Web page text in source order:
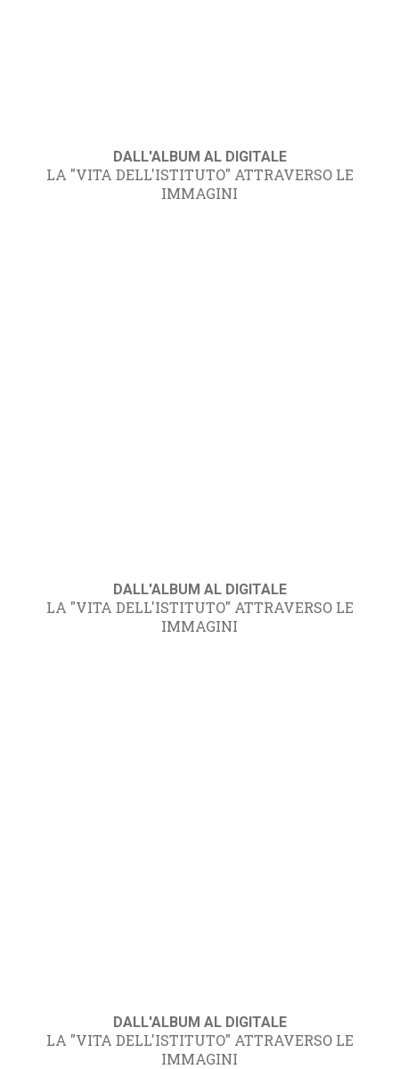
DALL'ALBUM AL DIGITALE
LA "VITA DELL'ISTITUTO" ATTRAVERSO LE
IMMAGINI
DALL'ALBUM AL DIGITALE
LA "VITA DELL'ISTITUTO" ATTRAVERSO LE
IMMAGINI
DALL'ALBUM AL DIGITALE
LA "VITA DELL'ISTITUTO" ATTRAVERSO LE
IMMAGINI